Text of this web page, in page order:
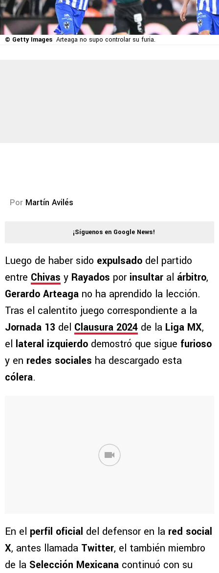
© Getty Images Arteaga no supo controlar su furia.
Por Martín Avilés
¡Síguenos en Google News!
Luego de haber sido expulsado del partido
entre Chivas y Rayados por insultar al árbitro,
Gerardo Arteaga no ha aprendido la lección.
Tras el calentito juego correspondiente a la
Jornada 13 del Clausura 2024 de la Liga MX,
el lateral izquierdo demostró que sigue furioso
y en redes sociales ha descargado esta
cólera.
En el perfil oficial del defensor en la red social
X, antes llamada Twitter, el también miembro
de la Selección Mexicana continuó con su